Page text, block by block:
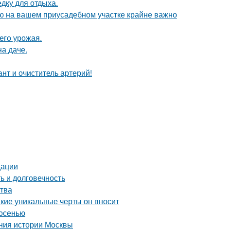
для отдыха.
на вашем приусадебном участке крайне важно
урожая.
даче.
и очиститель артерий!
долговечность
уникальные черты он вносит
истории Москвы